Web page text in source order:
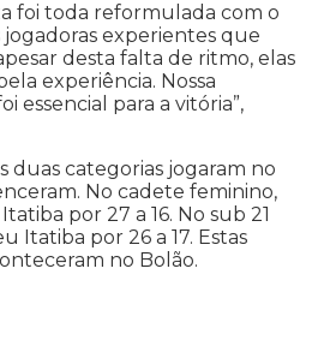
foi toda reformulada com o
experientes que
desta falta de ritmo, elas
experiência. Nossa
essencial para a vitória”,
duas categorias jogaram no
No cadete feminino,
por 27 a 16. No sub 21
Itatiba por 26 a 17. Estas
no Bolão.